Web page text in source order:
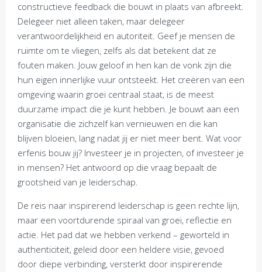
constructieve feedback die bouwt in plaats van afbreekt.
Delegeer niet alleen taken, maar delegeer
verantwoordelijkheid en autoriteit. Geef je mensen de
ruimte om te vliegen, zelfs als dat betekent dat ze
fouten maken. Jouw geloof in hen kan de vonk zijn die
hun eigen innerlijke vuur ontsteekt. Het creëren van een
omgeving waarin groei centraal staat, is de meest
duurzame impact die je kunt hebben. Je bouwt aan een
organisatie die zichzelf kan vernieuwen en die kan
blijven bloeien, lang nadat jij er niet meer bent. Wat voor
erfenis bouw jij? Investeer je in projecten, of investeer je
in mensen? Het antwoord op die vraag bepaalt de
grootsheid van je leiderschap.
De reis naar inspirerend leiderschap is geen rechte lijn,
maar een voortdurende spiraal van groei, reflectie en
actie. Het pad dat we hebben verkend – geworteld in
authenticiteit, geleid door een heldere visie, gevoed
door diepe verbinding, versterkt door inspirerende